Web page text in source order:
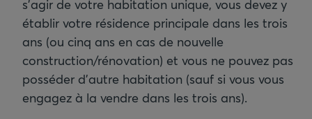
s’agir de votre habitation unique, vous devez y
établir votre résidence principale dans les trois
ans (ou cinq ans en cas de nouvelle
construction/rénovation) et vous ne pouvez pas
posséder d’autre habitation (sauf si vous vous
engagez à la vendre dans les trois ans).